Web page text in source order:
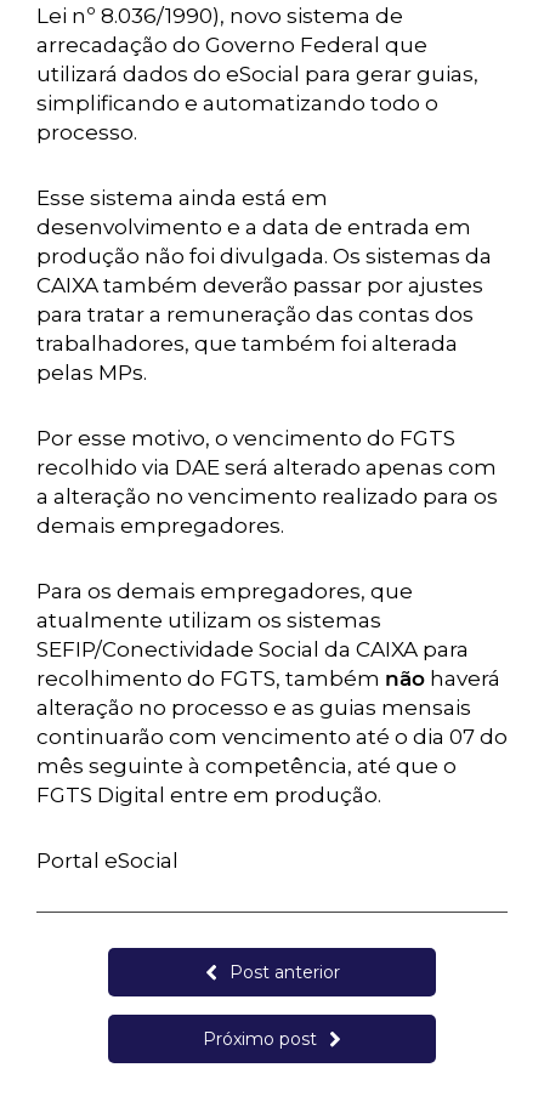
Lei nº 8.036/1990), novo sistema de
arrecadação do Governo Federal que
utilizará dados do eSocial para gerar guias,
simplificando e automatizando todo o
processo.
Esse sistema ainda está em
desenvolvimento e a data de entrada em
produção não foi divulgada. Os sistemas da
CAIXA também deverão passar por ajustes
para tratar a remuneração das contas dos
trabalhadores, que também foi alterada
pelas MPs.
Por esse motivo, o vencimento do FGTS
recolhido via DAE será alterado apenas com
a alteração no vencimento realizado para os
demais empregadores.
Para os demais empregadores, que
atualmente utilizam os sistemas
SEFIP/Conectividade Social da CAIXA para
recolhimento do FGTS, também não haverá
alteração no processo e as guias mensais
continuarão com vencimento até o dia 07 do
mês seguinte à competência, até que o
FGTS Digital entre em produção.
Portal eSocial
Post anterior
Próximo post